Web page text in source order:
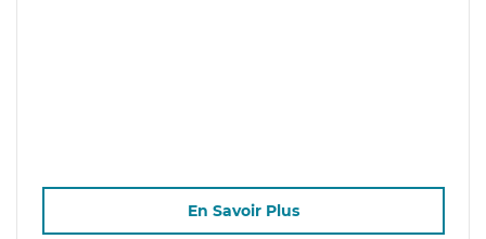
En Savoir Plus